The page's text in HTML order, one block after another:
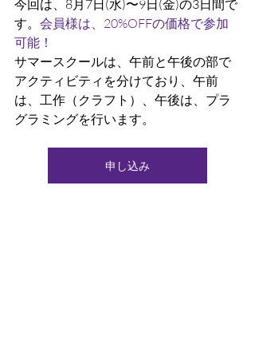
今回は、8月7日(水)〜9日(金)の3日間で
す。 会員様は、20%OFFの価格で参加
可能！
サマースクールは、午前と午後の部で
アクティビティを分けており、午前
は、工作（クラフト）、午後は、プラ
グラミングを行います。
申し込み